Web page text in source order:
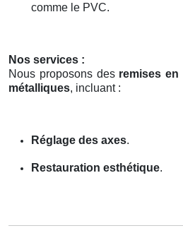
comme le PVC.
Nos services :
Nous proposons des remises en
métalliques, incluant :
Réglage des axes.
Restauration esthétique.